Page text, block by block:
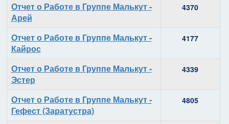
Отчет о Работе в Группе Малькут -
Арей
4370
Отчет о Работе в Группе Малькут -
Кайрос
4177
Отчет о Работе в Группе Малькут -
Эстер
4339
Отчет о Работе в Группе Малькут -
Гефест (Заратустра)
4805